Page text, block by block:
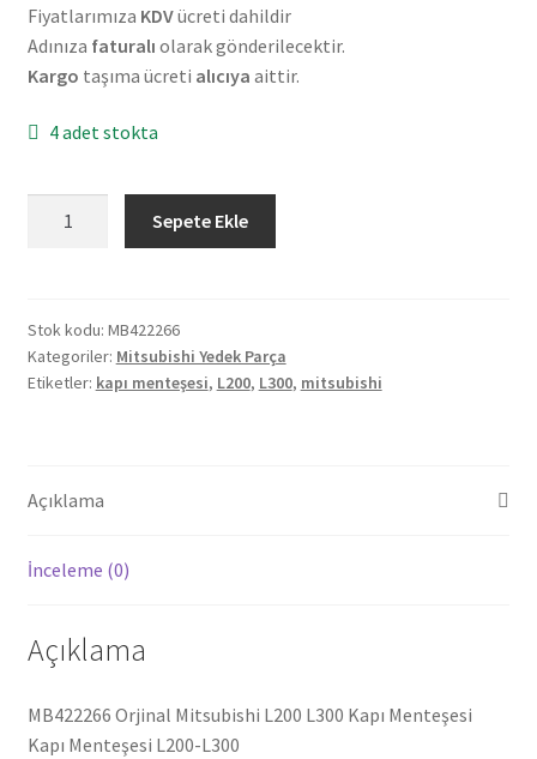
Fiyatlarımıza KDVücreti dahildir
Adınıza faturalı olarak gönderilecektir.
Kargo taşıma ücreti alıcıya aittir.
4 adet stokta
Kapı
Menteşesi
MB422266
Sepete Ekle
Stok kodu: MB422266
Kategoriler: Mitsubishi Yedek Parça
Etiketler: kapı menteşesi, L200, L300, mitsubishi
Açıklama
İnceleme (0)
Açıklama
MB422266 Orjinal Mitsubishi L200 L300 Kapı Menteşesi
Kapı Menteşesi L200-L300